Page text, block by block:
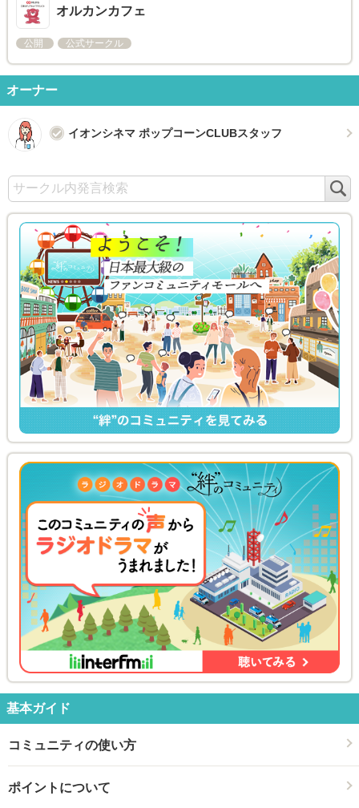
オルカンカフェ
公開 公式サークル
オーナー
イオンシネマ ポップコーンCLUBスタッフ
索
基本ガイド
コミュニティの使い方
ポイントについて